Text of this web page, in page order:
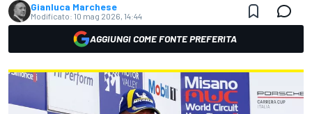
Gianluca Marchese
Modificato: 10 mag 2026, 14:44
AGGIUNGI COME FONTE PREFERITA